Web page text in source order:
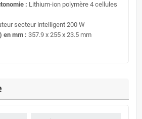
: Lithium-ion polymère 4 cellules
secteur intelligent 200 W
en mm : 357.9 x 255 x 23.5 mm